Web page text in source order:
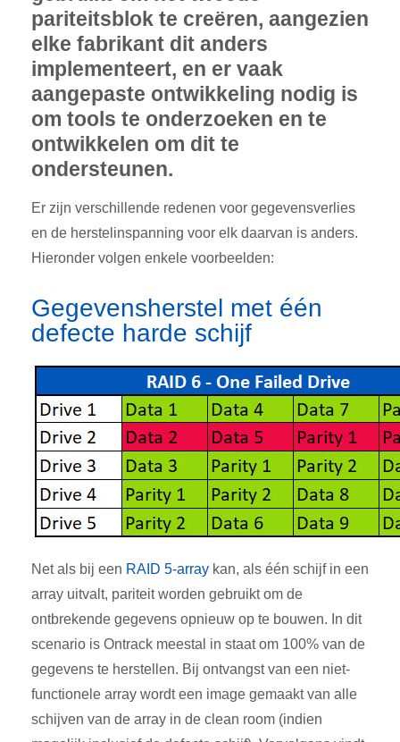
pariteitsblok te creëren, aangezien
elke fabrikant dit anders
implementeert, en er vaak
aangepaste ontwikkeling nodig is
om tools te onderzoeken en te
ontwikkelen om dit te
ondersteunen.
Er zijn verschillende redenen voor gegevensverlies
en de herstelinspanning voor elk daarvan is anders.
Hieronder volgen enkele voorbeelden:
Gegevensherstel met één
defecte harde schijf
Net als bij een RAID 5-array kan, als één schijf in een
array uitvalt, pariteit worden gebruikt om de
ontbrekende gegevens opnieuw op te bouwen. In dit
scenario is Ontrack meestal in staat om 100% van de
gegevens te herstellen. Bij ontvangst van een niet-
functionele array wordt een image gemaakt van alle
schijven van de array in de clean room (indien